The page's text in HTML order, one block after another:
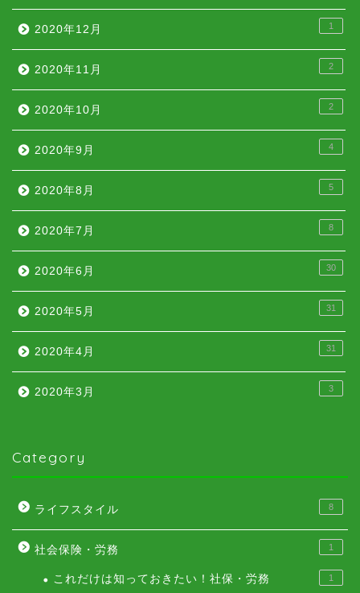
2020年12月 1
2020年11月 2
2020年10月 2
2020年9月 4
2020年8月 5
2020年7月 8
2020年6月 30
2020年5月 31
2020年4月 31
2020年3月 3
Category
ライフスタイル 8
社会保険・労務 1
これだけは知っておきたい！社保・労務 1